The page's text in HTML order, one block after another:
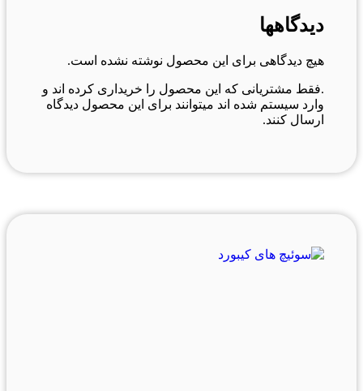
دیدگاهها
هیچ دیدگاهی برای این محصول نوشته نشده است.
.فقط مشتریانی که این محصول را خریداری کرده اند و
وارد سیستم شده اند میتوانند برای این محصول دیدگاه
ارسال کنند.